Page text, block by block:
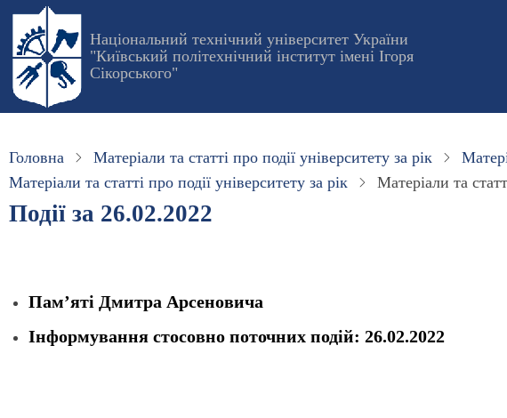
Перейти
основного
вмісту
Національний технічний університет України
"Київський політехнічний інститут імені Ігоря
Сікорського"
Головна Матеріали та статті про події університету за рік
Матеріали та статті про події університету за рік
Матеріали та
Події за 26.02.2022
Памʼяті Дмитра Арсеновича
Інформування стосовно поточних подій: 26.02.2022